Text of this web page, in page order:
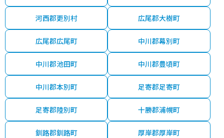
河西郡更別村 広尾郡大樹町
広尾郡広尾町 中川郡幕別町
中川郡池田町 中川郡豊頃町
中川郡本別町 足寄郡足寄町
足寄郡陸別町 十勝郡浦幌町
釧路郡釧路町 厚岸郡厚岸町